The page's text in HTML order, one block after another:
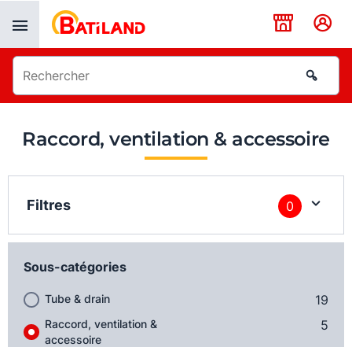
Raccord, ventilation & accessoire
Filtres 0
Sous-catégories
Tube & drain 19
Raccord, ventilation &
accessoire
5
Panneau de gestion des cookies